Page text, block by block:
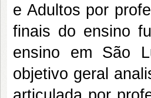
e Adultos por
finais do ensino
ensino em São
objetivo geral